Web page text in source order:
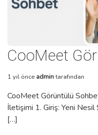
CooMeet
1 yıl önce admintarafından
CooMeet Görüntülü
İletişimi 1. Giriş: Yeni
[…]